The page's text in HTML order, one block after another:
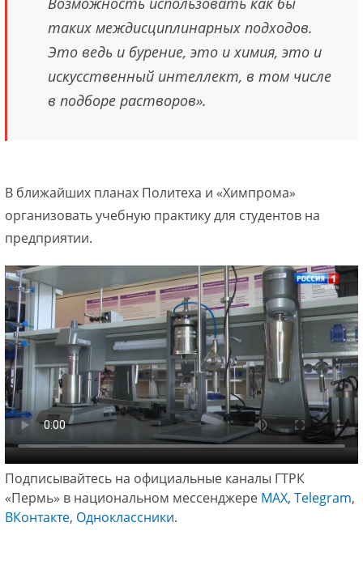
таких междисциплинарных подходов.
Это ведь и бурение, это и химия, это и
искусственный интеллект, в том числе
в подборе растворов».
В ближайших планах Политеха и «Химпрома»
организовать учебную практику для студентов на
предприятии.
Подписывайтесь на официальные каналы ГТРК
«Пермь» в национальном мессенджере МАХ, Telegram,
ВКонтакте, Одноклассники.